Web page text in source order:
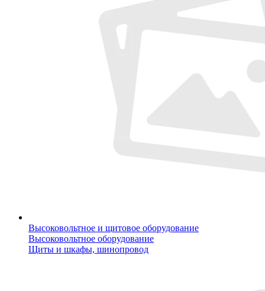
Высоковольтное и щитовое оборудование
Высоковольтное оборудование
Щиты и шкафы, шинопровод